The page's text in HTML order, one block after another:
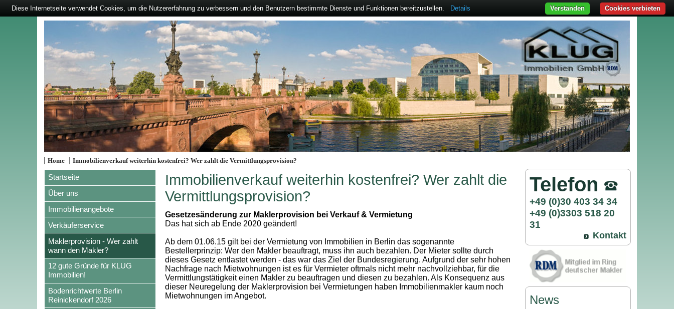
|Home |Immobilienverkauf weiterhin kostenfrei? Wer zahlt die Vermittlungsprovision?
Startseite
Über uns
Immobilienangebote
Verkäuferservice
Maklerprovision - Wer zahlt
wann den Makler?
12 gute Gründe für KLUG
Immobilien!
Bodenrichtwerte Berlin
Reinickendorf 2026
Immobilienverkauf weiterhin kostenfrei? Wer zahlt die
Vermittlungsprovision?
Gesetzesänderung zur Maklerprovision bei Verkauf & Vermietung
Das hat sich ab Ende 2020 geändert!
Ab dem 01.06.15 gilt bei der Vermietung von Immobilien in Berlin das sogenannte
Bestellerprinzip: Wer den Makler beauftragt, muss ihn auch bezahlen. Der Mieter sollte durch
dieses Gesetz entlastet werden - das war das Ziel der Bundesregierung. Aufgrund der sehr hohen
Nachfrage nach Mietwohnungen ist es für Vermieter oftmals nicht mehr nachvollziehbar, für die
Vermittlungstätigkeit einen Makler zu beauftragen und diesen zu bezahlen. Als Konsequenz aus
dieser Neuregelung der Maklerprovision bei Vermietungen haben Immobilienmakler kaum noch
Mietwohnungen im Angebot.
Telefon
+49 (0)30 403 34 34
+49 (0)3303 518 20
31
Kontakt
News
Diese Internetseite verwendet Cookies, um die Nutzererfahrung zu verbessern und den Benutzern bestimmte Dienste und Funktionen bereitzustellen. Details Cookies verbieten
Verstanden